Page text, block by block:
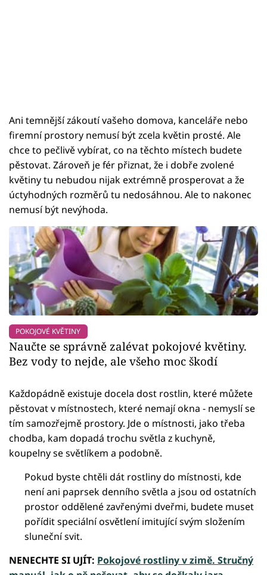
Ani temnější zákoutí vašeho domova, kanceláře nebo
firemní prostory nemusí být zcela květin prosté. Ale
chce to pečlivě vybírat, co na těchto místech budete
pěstovat. Zároveň je fér přiznat, že i dobře zvolené
květiny tu nebudou nijak extrémně prosperovat a že
úctyhodných rozměrů tu nedosáhnou. Ale to nakonec
nemusí být nevýhoda.
POKOJOVÉ KVĚTINY
Naučte se správně zalévat pokojové květiny.
Bez vody to nejde, ale všeho moc škodí
Každopádně existuje docela dost rostlin, které můžete
pěstovat v místnostech, které nemají okna - nemyslí se
tím samozřejmě prostory. Jde o místnosti, jako třeba
chodba, kam dopadá trochu světla z kuchyně,
koupelny se světlíkem a podobně.
Pokud byste chtěli dát rostliny do místnosti, kde
není ani paprsek denního světla a jsou od ostatních
prostor oddělené zavřenými dveřmi, budete muset
pořídit speciální osvětlení imitující svým složením
sluneční svit.
NENECHTE SI UJÍT: Pokojové rostliny v zimě. Stručný